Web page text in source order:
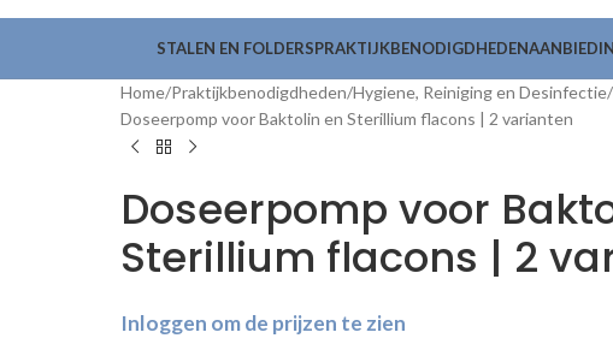
STALEN EN FOLDERSPRAKTIJKBENODIGDHEDEN
Home Praktijkbenodigdheden Hygiene, Reiniging en Desinfectie
Doseerpomp voor Baktolin en Sterillium flacons | 2 varianten
Doseerpomp voor
Sterillium flacons | 2
Inloggen om de prijzen te zien